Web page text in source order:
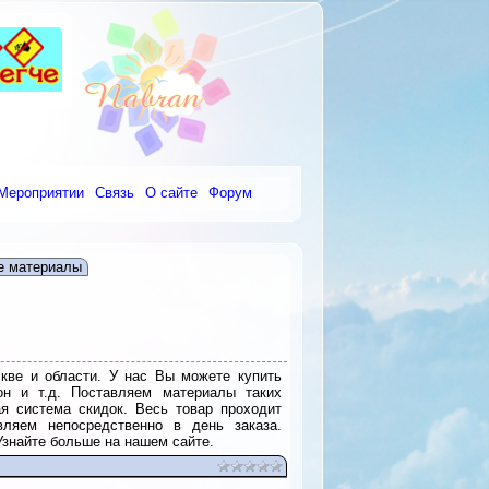
Связь О сайте Форум
материалы
и области. У нас Вы можете купить
и т.д. Поставляем материалы таких
система скидок. Весь товар проходит
непосредственно в день заказа.
больше на нашем сайте.